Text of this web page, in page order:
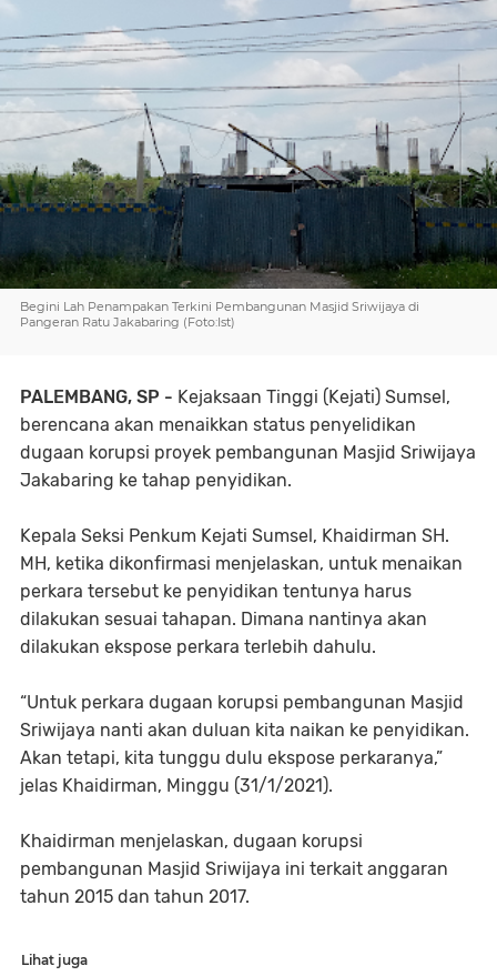
Begini Lah Penampakan Terkini Pembangunan Masjid Sriwijaya di
Pangeran Ratu Jakabaring (Foto:Ist)
PALEMBANG, SP - Kejaksaan Tinggi (Kejati) Sumsel,
berencana akan menaikkan status penyelidikan
dugaan korupsi proyek pembangunan Masjid Sriwijaya
Jakabaring ke tahap penyidikan.
Kepala Seksi Penkum Kejati Sumsel, Khaidirman SH.
MH, ketika dikonfirmasi menjelaskan, untuk menaikan
perkara tersebut ke penyidikan tentunya harus
dilakukan sesuai tahapan. Dimana nantinya akan
dilakukan ekspose perkara terlebih dahulu.
“Untuk perkara dugaan korupsi pembangunan Masjid
Sriwijaya nanti akan duluan kita naikan ke penyidikan.
Akan tetapi, kita tunggu dulu ekspose perkaranya,”
jelas Khaidirman, Minggu (31/1/2021).
Khaidirman menjelaskan, dugaan korupsi
pembangunan Masjid Sriwijaya ini terkait anggaran
tahun 2015 dan tahun 2017.
Lihat juga